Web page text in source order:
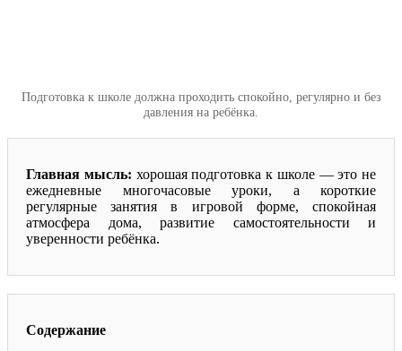
Подготовка к школе должна проходить спокойно, регулярно и без
давления на ребёнка.
Главная мысль: хорошая подготовка к школе — это не
ежедневные многочасовые уроки, а короткие
регулярные занятия в игровой форме, спокойная
атмосфера дома, развитие самостоятельности и
уверенности ребёнка.
Содержание